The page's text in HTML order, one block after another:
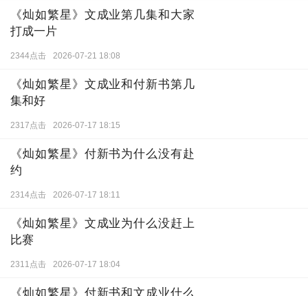
《灿如繁星》文成业第几集和大家
打成一片
2344点击 2026-07-21 18:08
《灿如繁星》文成业和付新书第几
集和好
2317点击 2026-07-17 18:15
《灿如繁星》付新书为什么没有赴
约
2314点击 2026-07-17 18:11
《灿如繁星》文成业为什么没赶上
比赛
2311点击 2026-07-17 18:04
《灿如繁星》付新书和文成业什么